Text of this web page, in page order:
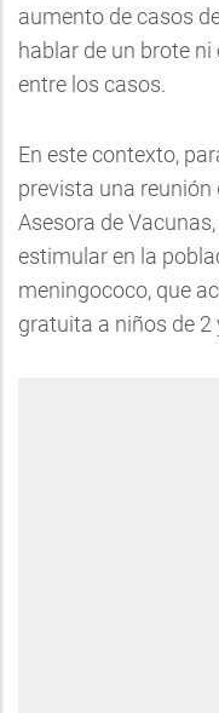
aumento de casos
hablar de un brote
entre los casos.
En este contexto,
prevista una reunión
Asesora de
estimular en la
meningococo, que
gratuita a niños de 2